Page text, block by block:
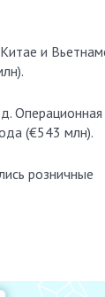
и
Операционная
(€543 млн).
розничные